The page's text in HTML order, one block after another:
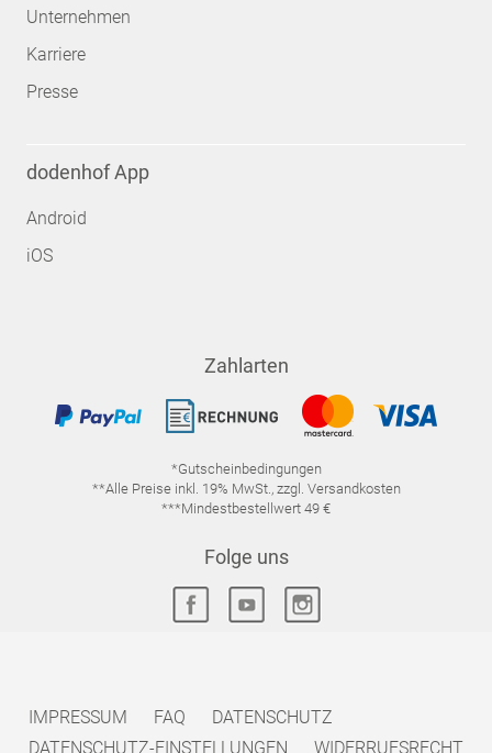
Unternehmen
Karriere
Presse
dodenhof App
Android
iOS
Zahlarten
*Gutscheinbedingungen
**Alle Preise inkl. 19% MwSt., zzgl. Versandkosten
***Mindestbestellwert 49 €
Folge uns
IMPRESSUM FAQ
DATENSCHUTZ
DATENSCHUTZ-EINSTELLUNGEN
WIDERRUFSRECHT